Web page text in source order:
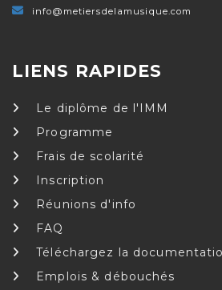
info@metiersdelamusique.com
LIENS RAPIDES
Le diplôme de l'IMM
Programme
Frais de scolarité
Inscription
Réunions d'info
FAQ
Téléchargez la
Emplois & débouchés